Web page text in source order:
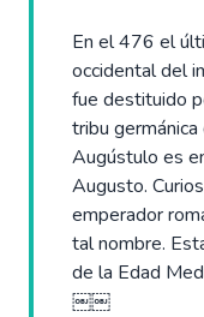
En el 476 el
occidental del
fue destituido
tribu
Augústulo es
Augusto.
emperador
tal nombre.
de la Edad
￼￼